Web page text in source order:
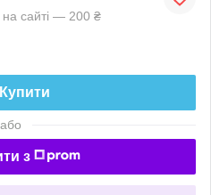
сайті — 200 ₴
Купити
або
з